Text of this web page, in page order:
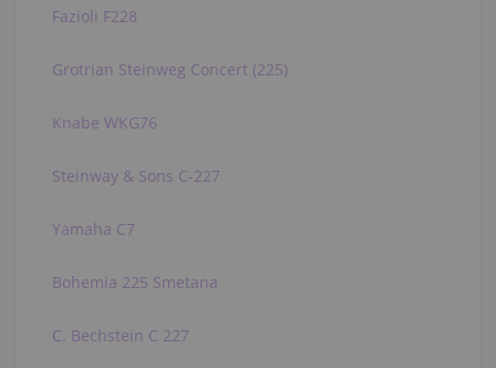
Fazioli F228
Grotrian Steinweg Concert (225)
Knabe WKG76
Steinway & Sons C-227
Yamaha C7
Bohemia 225 Smetana
C. Bechstein C 227